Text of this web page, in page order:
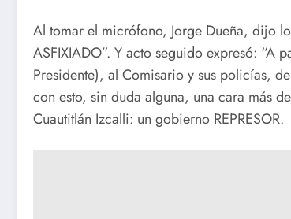
Al tomar el micrófono, Jorge Dueña, dijo
ASFIXIADO”. Y acto seguido expresó: “A
Presidente), al Comisario y sus policías,
con esto, sin duda alguna, una cara más
Cuautitlán Izcalli: un gobierno REPRESOR.